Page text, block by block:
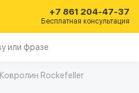
+7 861 204-47-37
Бесплатная консультация
Ковролин Rockefeller